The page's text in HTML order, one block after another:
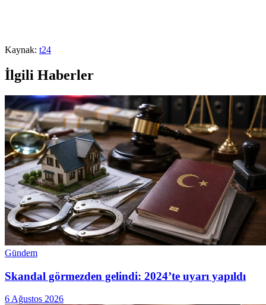
Kaynak: t24
İlgili Haberler
Gündem
Skandal görmezden gelindi: 2024’te uyarı yapıldı
6 Ağustos 2026